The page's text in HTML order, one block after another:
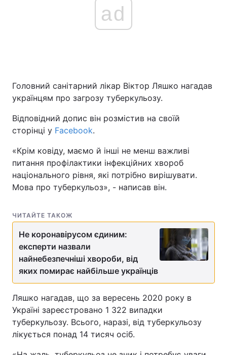
ad
Головний санітарний лікар Віктор Ляшко нагадав
українцям про загрозу туберкульозу.
Відповідний допис він розмістив на своїй
сторінці у Facebook.
«Крім ковіду, маємо й інші не менш важливі
питання профілактики інфекційних хвороб
національного рівня, які потрібно вирішувати.
Мова про туберкульоз», - написав він.
ЧИТАЙТЕ ТАКОЖ
Не коронавірусом єдиним:
експерти назвали
найнебезпечніші хвороби, від
яких помирає найбільше українців
Ляшко нагадав, що за вересень 2020 року в
Україні зареєстровано 1 322 випадки
туберкульозу. Всього, наразі, від туберкульозу
лікується понад 14 тисяч оcіб.